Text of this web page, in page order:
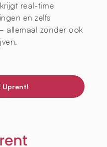
real-time
en zelfs
allemaal zonder ook
Uprent!